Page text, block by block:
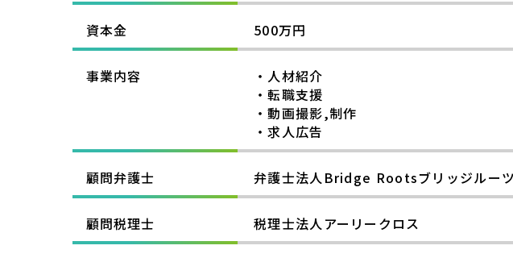
資本金 500万円
事業内容
・人材紹介
・転職支援
・動画撮影,制作
・求人広告
顧問弁護士 弁護士法人Bridge Rootsブリッジルーツ
顧問税理士 税理士法人アーリークロス